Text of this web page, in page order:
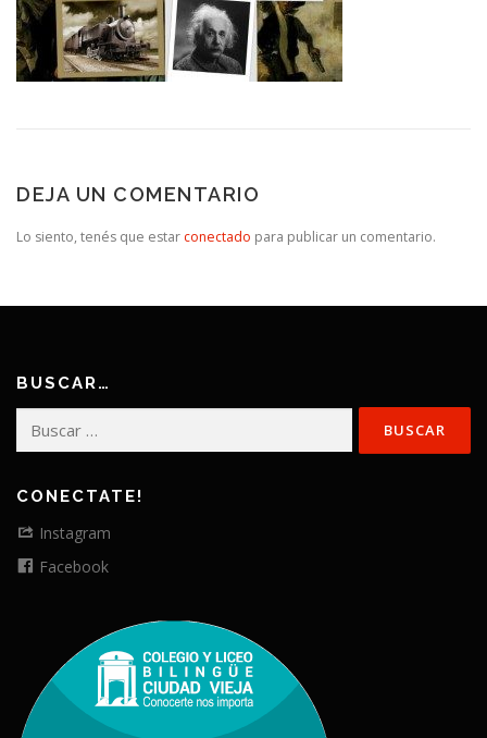
DEJA UN COMENTARIO
Lo siento, tenés que estar conectado para publicar un comentario.
BUSCAR…
CONECTATE!
Instagram
Facebook